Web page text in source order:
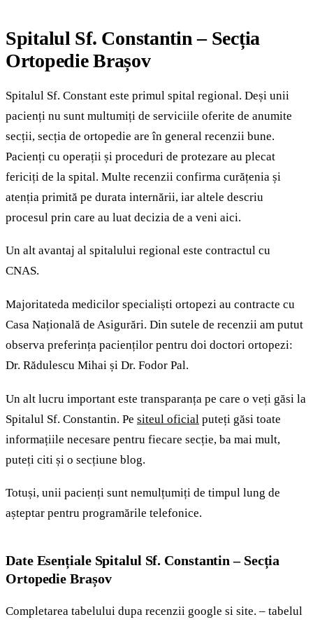
Spitalul Sf. Constantin – Secția
Ortopedie Brașov
Spitalul Sf. Constant este primul spital regional. Deși unii
pacienți nu sunt multumiți de serviciile oferite de anumite
secții, secția de ortopedie are în general recenzii bune.
Pacienți cu operații și proceduri de protezare au plecat
fericiți de la spital. Multe recenzii confirma curățenia și
atenția primită pe durata internării, iar altele descriu
procesul prin care au luat decizia de a veni aici.
Un alt avantaj al spitalului regional este contractul cu
CNAS.
Majoritateda medicilor specialiști ortopezi au contracte cu
Casa Națională de Asigurări. Din sutele de recenzii am putut
observa preferința pacienților pentru doi doctori ortopezi:
Dr. Rădulescu Mihai și Dr. Fodor Pal.
Un alt lucru important este transparanța pe care o veți găsi la
Spitalul Sf. Constantin. Pe siteul oficial puteți găsi toate
informațiile necesare pentru fiecare secție, ba mai mult,
puteți citi și o secțiune blog.
Totuși, unii pacienți sunt nemulțumiți de timpul lung de
așteptar pentru programările telefonice.
Date Esențiale Spitalul Sf. Constantin – Secția
Ortopedie Brașov
Completarea tabelului dupa recenzii google si site. – tabelul